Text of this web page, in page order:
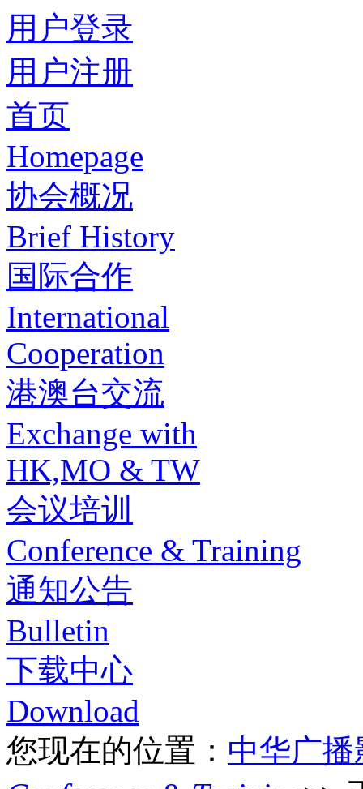
用户登录
用户注册
首页
Homepage
协会概况
Brief History
国际合作
International
Cooperation
港澳台交流
Exchange with
HK,MO & TW
会议培训
Conference & Training
通知公告
Bulletin
下载中心
Download
您现在的位置： 中华广